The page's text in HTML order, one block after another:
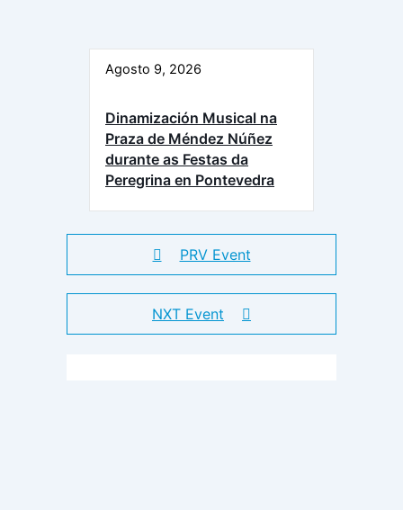
Agosto 9, 2026
Dinamización Musical na
Praza de Méndez Núñez
durante as Festas da
Peregrina en Pontevedra
PRV Event
NXT Event